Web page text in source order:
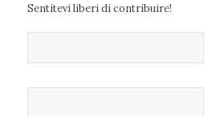
Sentitevi liberi di contribuire!